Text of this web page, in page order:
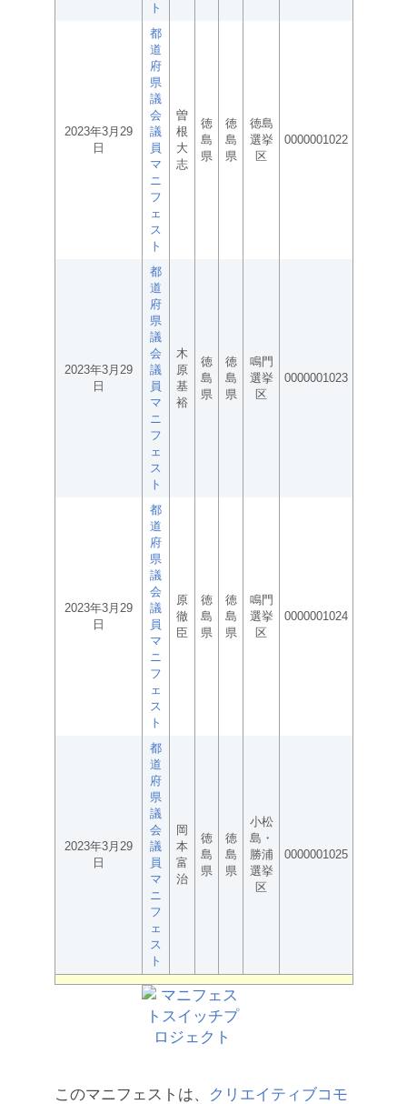
ト
2023年3月29
日
都
道
府
県
議
会
議
員
マ
ニ
フ
ェ
ス
ト
曽
根
大
志
徳
島
県
徳
島
県
徳島
選挙
区
0000001022
2023年3月29
日
都
道
府
県
議
会
議
員
マ
ニ
フ
ェ
ス
ト
木
原
基
裕
徳
島
県
徳
島
県
鳴門
選挙
区
0000001023
2023年3月29
日
都
道
府
県
議
会
議
員
マ
ニ
フ
ェ
ス
ト
原
徹
臣
徳
島
県
徳
島
県
鳴門
選挙
区
0000001024
2023年3月29
日
都
道
府
県
議
会
議
員
マ
ニ
フ
ェ
ス
ト
岡
本
富
治
徳
島
県
徳
島
県
小松
島・
勝浦
選挙
区
0000001025
このマニフェストは、
クリエイティブコモ